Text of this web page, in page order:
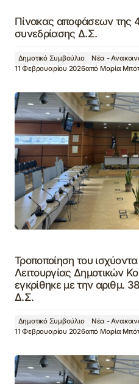
Πίνακας αποφάσεων της
συνεδρίασης Δ.Σ.
Δημοτικό Συμβούλιο Νέα -
11 Φεβρουαρίου 2026από Μαρία
Τροποποίηση του
Λειτουργίας Δημοτικών
εγκρίθηκε με την αριθμ.
Δ.Σ.
Δημοτικό Συμβούλιο
Νέα -
11 Φεβρουαρίου 2026από Μαρία